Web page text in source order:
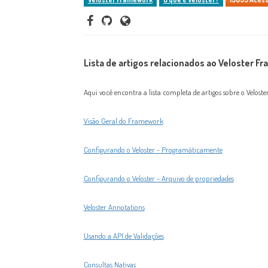
Lista de artigos relacionados ao Veloster
Aqui você encontra a lista completa de artigos sobre o
Visão Geral do Framework
Configurando o Veloster - Programáticamente
Configurando o Veloster - Arquivo de propriedades
Veloster Annotations
Usando a API de Validações
Consultas Nativas